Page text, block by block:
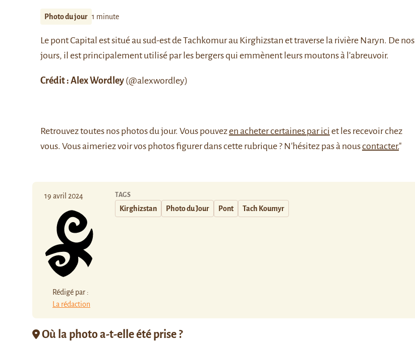
Photo du jour 1 minute
Le pont Capital est situé au sud-est deTachkomurau Kirghizstan et traverse la rivière Naryn. De nos
jours, il est principalement utilisé par les bergers qui emmènent leurs moutons à l’abreuvoir.
Crédit : Alex Wordley (@alexwordley)
Retrouveztoutes nos photos du jour. Vous pouvezen acheter certaines par ici et les recevoir chez
vous. Vous aimeriez voir vos photos figurer dans cette rubrique ? N'hésitez pas à nouscontacter."
19 avril 2024
Rédigé par :
La rédaction
TAGS
Kirghizstan Photo du Jour Pont Tach Koumyr
Où la photo a-t-elle été prise ?